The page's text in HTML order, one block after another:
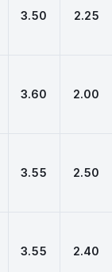
3.50 2.25
3.60 2.00
3.55 2.50
3.55 2.40